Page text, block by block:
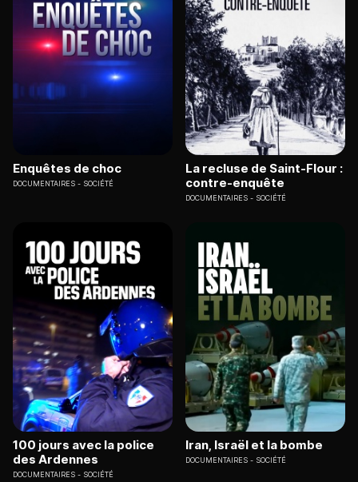
Enquêtes de choc
DOCUMENTAIRES SOCIÉTÉ
La recluse de Saint-Flour :
contre-enquête
DOCUMENTAIRES SOCIÉTÉ
100 jours avec la police
des Ardennes
DOCUMENTAIRES SOCIÉTÉ
Iran, Israël et la bombe
DOCUMENTAIRES SOCIÉTÉ